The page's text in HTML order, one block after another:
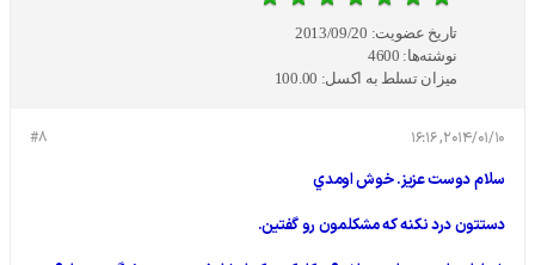
تاریخ عضویت: 2013/09/20
نوشته‌ها: 4600
میزان تسلط به اکسل: 100.00
#8 2014/01/10, 16:16
سلام دوست عزيز. خوش اومدي
دستتون درد نكنه كه مشكلمون رو گفتين.